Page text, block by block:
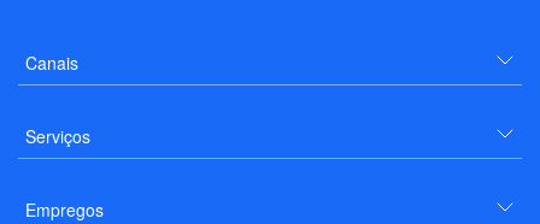
Canais
Serviços
Empregos